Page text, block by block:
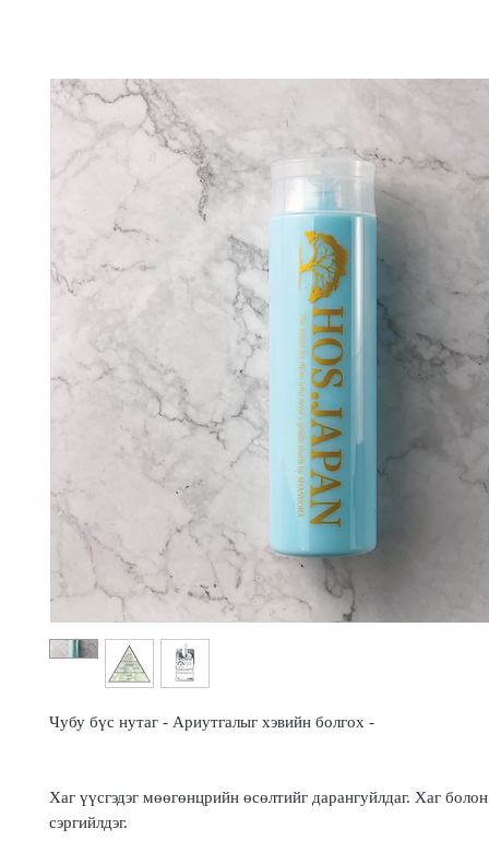
Чубу бүс нутаг - Ариутгалыг хэвийн болгох -
Хаг үүсгэдэг мөөгөнцрийн өсөлтийг дарангуйлдаг. Хаг болон
сэргийлдэг.